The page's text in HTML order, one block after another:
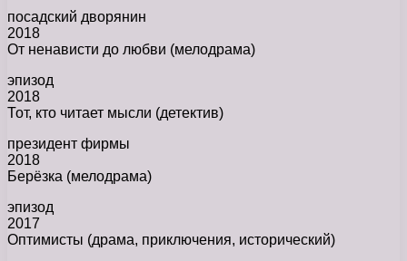
посадский дворянин
2018
От ненависти до любви (мелодрама)
эпизод
2018
Тот, кто читает мысли (детектив)
президент фирмы
2018
Берёзка (мелодрама)
эпизод
2017
Оптимисты (драма, приключения, исторический)